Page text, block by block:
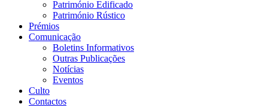
Património Edificado
Património Rústico
Prémios
Comunicação
Boletins Informativos
Outras Publicações
Notícias
Eventos
Culto
Contactos